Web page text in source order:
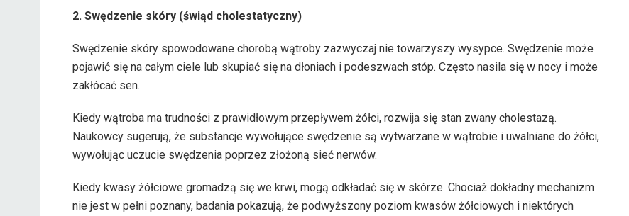
2. Swędzenie skóry (świąd cholestatyczny)
Swędzenie skóry spowodowane chorobą wątroby zazwyczaj nie towarzyszy wysypce. Swędzenie może
pojawić się na całym ciele lub skupiać się na dłoniach i podeszwach stóp. Często nasila się w nocy i może
zakłócać sen.
Kiedy wątroba ma trudności z prawidłowym przepływem żółci, rozwija się stan zwany cholestazą.
Naukowcy sugerują, że substancje wywołujące swędzenie są wytwarzane w wątrobie i uwalniane do żółci,
wywołując uczucie swędzenia poprzez złożoną sieć nerwów.
Kiedy kwasy żółciowe gromadzą się we krwi, mogą odkładać się w skórze. Chociaż dokładny mechanizm
nie jest w pełni poznany, badania pokazują, że podwyższony poziom kwasów żółciowych i niektórych